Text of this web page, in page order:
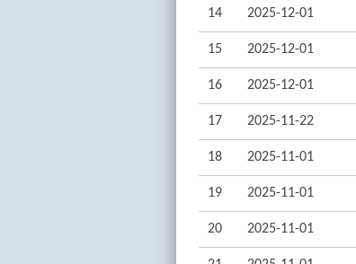
14 2025-12-01
15 2025-12-01
16 2025-12-01
17 2025-11-22
18 2025-11-01
19 2025-11-01
20 2025-11-01